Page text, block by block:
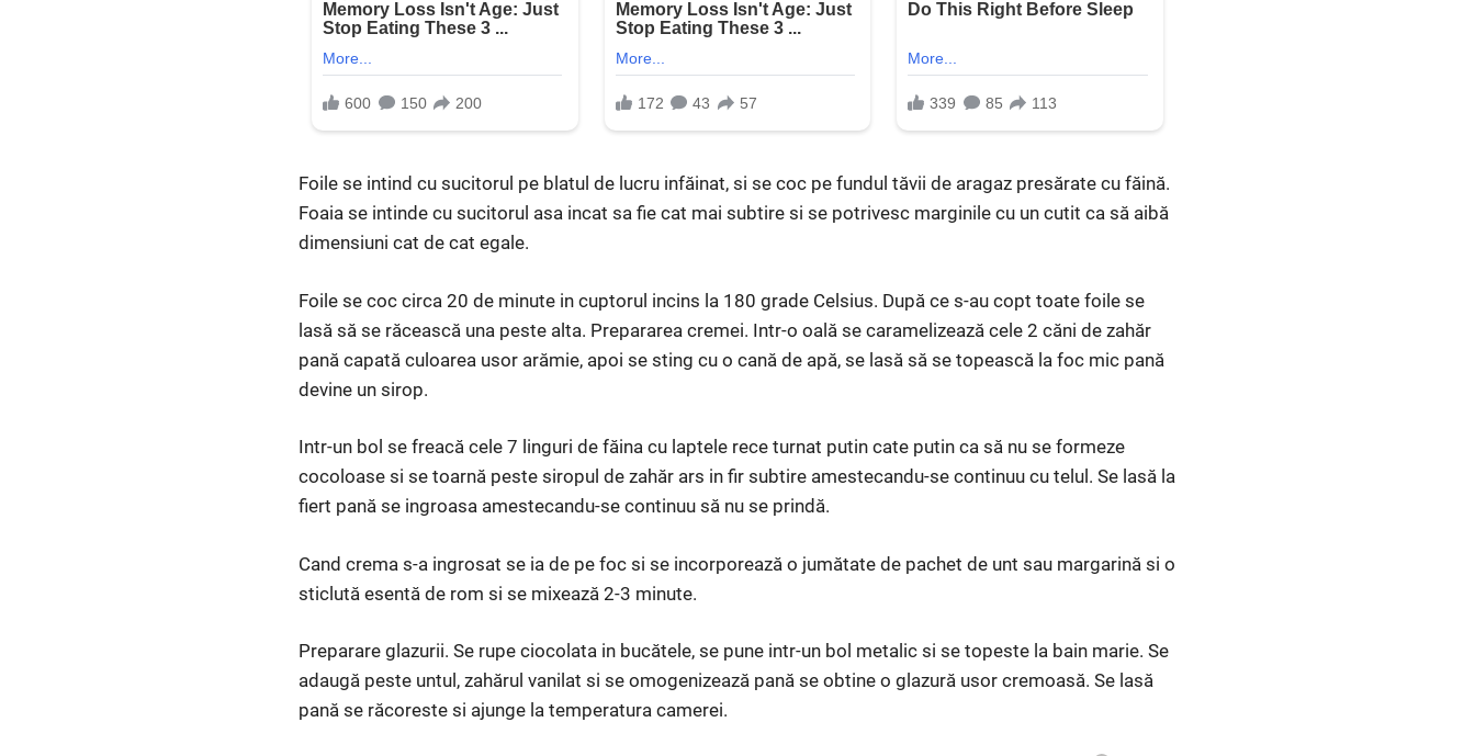
Foile se intind cu sucitorul pe blatul de lucru infăinat, si se coc pe fundul tăvii de aragaz presărate cu făină.
Foaia se intinde cu sucitorul asa incat sa fie cat mai subtire si se potrivesc marginile cu un cutit ca să aibă
dimensiuni cat de cat egale.
Foile se coc circa 20 de minute in cuptorul incins la 180 grade Celsius. După ce s-au copt toate foile se
lasă să se răcească una peste alta. Prepararea cremei. Intr-o oală se caramelizează cele 2 căni de zahăr
pană capată culoarea usor arămie, apoi se sting cu o cană de apă, se lasă să se topească la foc mic pană
devine un sirop.
Intr-un bol se freacă cele 7 linguri de făina cu laptele rece turnat putin cate putin ca să nu se formeze
cocoloase si se toarnă peste siropul de zahăr ars in fir subtire amestecandu-se continuu cu telul. Se lasă la
fiert pană se ingroasa amestecandu-se continuu să nu se prindă.
Cand crema s-a ingrosat se ia de pe foc si se incorporează o jumătate de pachet de unt sau margarină si o
sticlută esentă de rom si se mixează 2-3 minute.
Preparare glazurii. Se rupe ciocolata in bucătele, se pune intr-un bol metalic si se topeste la bain marie. Se
adaugă peste untul, zahărul vanilat si se omogenizează pană se obtine o glazură usor cremoasă. Se lasă
pană se răcoreste si ajunge la temperatura camerei.